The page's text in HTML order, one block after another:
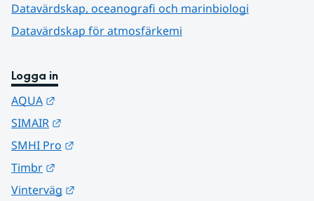
Datavärdskap, oceanografi och marinbiologi
Datavärdskap för atmosfärkemi
Logga in
AQUA
SIMAIR
SMHI Pro
Timbr
Vinterväg